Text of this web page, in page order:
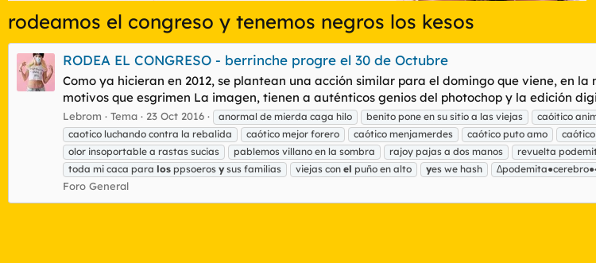
rodeamos el congreso y tenemos negros los kesos
RODEA EL CONGRESO - berrinche progre el 30 de Octubre
Como ya hicieran en 2012, se plantean una acción similar para el domingo que viene, en
motivos que esgrimen La imagen, tienen a auténticos genios del photochop y la edición
Lebrom Tema 23 Oct 2016 anormal de mierda caga hilo benito pone en su sitio a las viejas caóitico
caotico luchando contra la rebalida
caótico mejor forero caótico menjamerdes caótico puto amo
olor insoportable a rastas sucias
pablemos villano en la sombra rajoy pajas a dos manos revuelta
toda mi caca para los ppsoeros y sus familias viejas con el puño en alto yes we hash
Foro General